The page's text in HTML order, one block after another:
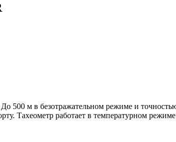
500 м в безотражательном режиме и
Тахеометр работает в температурном режиме